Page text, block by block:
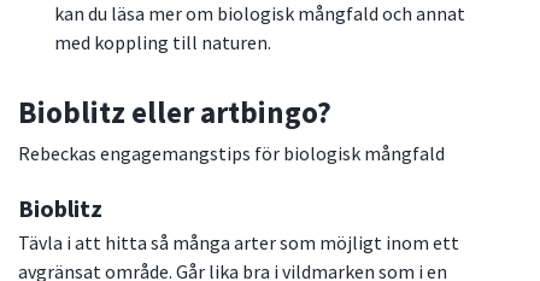
kan du läsa mer om biologisk mångfald och annat
med koppling till naturen.
Bioblitz eller artbingo?
Rebeckas engagemangstips för biologisk mångfald
Bioblitz
Tävla i att hitta så många arter som möjligt inom ett
avgränsat område. Går lika bra i vildmarken som i en